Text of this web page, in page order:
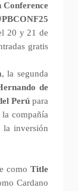
Conference
20 y 21 de
gratis
, la segunda
de
Perúpara
la compañía
la inversión
como Title
Cardano